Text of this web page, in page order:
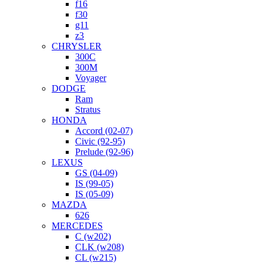
f16
f30
g11
z3
CHRYSLER
300C
300M
Voyager
DODGE
Ram
Stratus
HONDA
Accord (02-07)
Civic (92-95)
Prelude (92-96)
LEXUS
GS (04-09)
IS (99-05)
IS (05-09)
MAZDA
626
MERCEDES
C (w202)
CLK (w208)
CL (w215)